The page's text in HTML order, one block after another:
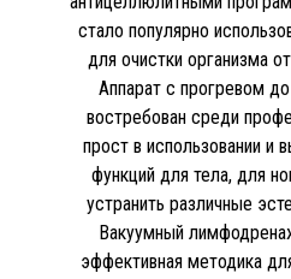
стало популярно
для очистки организма
Аппарат с прогревом
востребован среди
прост в использовании и
функций для тела, для
устранить различные
Вакуумный
эффективная методика